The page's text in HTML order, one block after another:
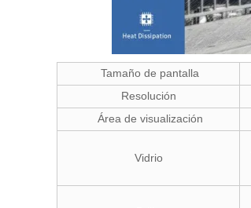
Tamaño de pantalla
Resolución
Área de visualización
Vidrio